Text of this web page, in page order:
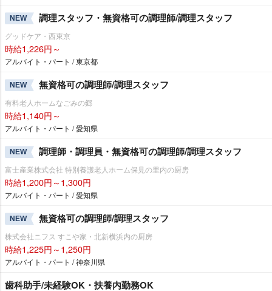
NEW 調理スタッフ・無資格可の調理師/調理スタッフ
グッドケア・西東京
時給1,226円～
アルバイト・パート / 東京都
NEW 無資格可の調理師/調理スタッフ
有料老人ホームなごみの郷
時給1,140円～
アルバイト・パート / 愛知県
NEW 調理師・調理員・無資格可の調理師/調理スタッフ
富士産業株式会社 特別養護老人ホーム保見の里内の厨房
時給1,200円～1,300円
アルバイト・パート / 愛知県
NEW 無資格可の調理師/調理スタッフ
株式会社ニフス すこや家・北新横浜内の厨房
時給1,225円～1,250円
アルバイト・パート / 神奈川県
歯科助手/未経験OK・扶養内勤務OK